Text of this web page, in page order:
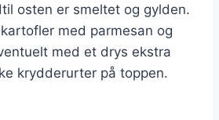
osten er smeltet og gylden.
med parmesan og
med et drys ekstra
krydderurter på toppen.